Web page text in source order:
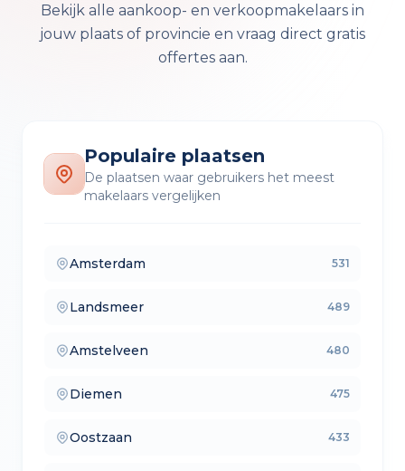
Bekijk alle aankoop- en verkoopmakelaars in
jouw plaats of provincie en vraag direct gratis
offertes aan.
Populaire plaatsen
De plaatsen waar gebruikers het meest
makelaars vergelijken
Amsterdam
— makelaars vergelijken 531
Landsmeer
— verkoopmakelaars 489
Amstelveen
— aankoopmakelaars 480
Diemen
— lokale makelaars 475
Oostzaan
— makelaars vergelijken 433